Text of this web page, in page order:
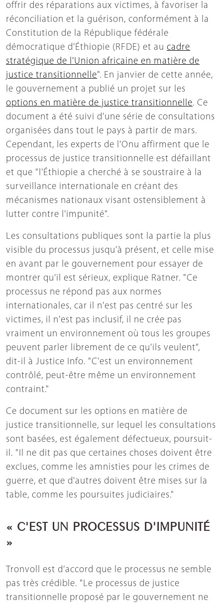
offrir des réparations aux victimes, à favoriser la
réconciliation et la guérison, conformément à la
Constitution de la République fédérale
démocratique d'Éthiopie (RFDE) et au cadre
stratégique de l'Union africaine en matière de
justice transitionnelle". En janvier de cette année,
le gouvernement a publié un projet sur les
options en matière de justice transitionnelle. Ce
document a été suivi d'une série de consultations
organisées dans tout le pays à partir de mars.
Cependant, les experts de l'Onu affirment que le
processus de justice transitionnelle est défaillant
et que "l'Éthiopie a cherché à se soustraire à la
surveillance internationale en créant des
mécanismes nationaux visant ostensiblement à
lutter contre l'impunité".
Les consultations publiques sont la partie la plus
visible du processus jusqu'à présent, et celle mise
en avant par le gouvernement pour essayer de
montrer qu'il est sérieux, explique Ratner. "Ce
processus ne répond pas aux normes
internationales, car il n'est pas centré sur les
victimes, il n'est pas inclusif, il ne crée pas
vraiment un environnement où tous les groupes
peuvent parler librement de ce qu'ils veulent",
dit-il à Justice Info. "C'est un environnement
contrôlé, peut-être même un environnement
contraint."
Ce document sur les options en matière de
justice transitionnelle, sur lequel les consultations
sont basées, est également défectueux, poursuit-
il. "Il ne dit pas que certaines choses doivent être
exclues, comme les amnisties pour les crimes de
guerre, et que d'autres doivent être mises sur la
table, comme les poursuites judiciaires."
« C'EST UN PROCESSUS D'IMPUNITÉ
»
Tronvoll est d’accord que le processus ne semble
pas très crédible. "Le processus de justice
transitionnelle proposé par le gouvernement ne